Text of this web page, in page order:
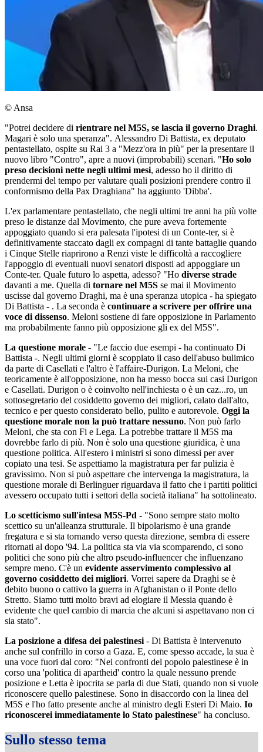
© Ansa
"Potrei decidere di rientrare nel M5S, se lascia il governo Draghi.
Magari è solo una speranza". Alessandro Di Battista, ex deputato
pentastellato, ospite su Rai 3 a "Mezz'ora in più" per la presentare il
nuovo libro "Contro", apre a nuovi (improbabili) scenari. "Ho solo
preso decisioni nette negli ultimi mesi, adesso ho il diritto di
prendermi del tempo per valutare quali posizioni prendere contro il
conformismo della Pax Draghiana" ha aggiunto 'Dibba'.
L'ex parlamentare pentastellato, che negli ultimi tre anni ha più volte
preso le distanze dal Movimento, che pure aveva fortemente
appoggiato quando si era palesata l'ipotesi di un Conte-ter, si è
definitivamente staccato dagli ex compagni di tante battaglie quando
i Cinque Stelle riaprirono a Renzi viste le difficoltà a raccogliere
l'appoggio di eventuali nuovi senatori disposti ad appoggiare un
Conte-ter. Quale futuro lo aspetta, adesso? "Ho diverse strade
davanti a me. Quella di tornare nel M5S se mai il Movimento
uscisse dal governo Draghi, ma è una speranza utopica - ha spiegato
Di Battista - . La seconda è continuare a scrivere per offrire una
voce di dissenso. Meloni sostiene di fare opposizione in Parlamento
ma probabilmente fanno più opposizione gli ex del M5S".
La questione morale - "Le faccio due esempi - ha continuato Di
Battista -. Negli ultimi giorni è scoppiato il caso dell'abuso bulimico
da parte di Casellati e l'altro è l'affaire-Durigon. La Meloni, che
teoricamente è all'opposizione, non ha messo bocca sui casi Durigon
e Casellati. Durigon o è coinvolto nell'inchiesta o è un caz...ro, un
sottosegretario del cosiddetto governo dei migliori, calato dall'alto,
tecnico e per questo considerato bello, pulito e autorevole. Oggi la
questione morale non la può trattare nessuno. Non può farlo
Meloni, che sta con Fi e Lega. La potrebbe trattare il M5S ma
dovrebbe farlo di più. Non è solo una questione giuridica, è una
questione politica. All'estero i ministri si sono dimessi per aver
copiato una tesi. Se aspettiamo la magistratura per far pulizia è
gravissimo. Non si può aspettare che intervenga la magistratura, la
questione morale di Berlinguer riguardava il fatto che i partiti politici
avessero occupato tutti i settori della società italiana" ha sottolineato.
Lo scetticismo sull'intesa M5S-Pd - "Sono sempre stato molto
scettico su un'alleanza strutturale. Il bipolarismo è una grande
fregatura e si sta tornando verso questa direzione, sembra di essere
ritornati al dopo '94. La politica sta via via scomparendo, ci sono
politici che sono più che altro pseudo-influencer che influenzano
sempre meno. C'è un evidente asservimento complessivo al
governo cosiddetto dei migliori. Vorrei sapere da Draghi se è
debito buono o cattivo la guerra in Afghanistan o il Ponte dello
Stretto. Siamo tutti molto bravi ad elogiare il Messia quando è
evidente che quel cambio di marcia che alcuni si aspettavano non ci
sia stato".
La posizione a difesa dei palestinesi - Di Battista è intervenuto
anche sul confrillo in corso a Gaza. E, come spesso accade, la sua è
una voce fuori dal coro: "Nei confronti del popolo palestinese è in
corso una 'politica di apartheid' contro la quale nessuno prende
posizione e Letta è ipocrita se parla di due Stati, quando non si vuole
riconoscere quello palestinese. Sono in disaccordo con la linea del
M5S e l'ho fatto presente anche al ministro degli Esteri Di Maio. Io
riconoscerei immediatamente lo Stato palestinese" ha concluso.
Sullo stesso tema